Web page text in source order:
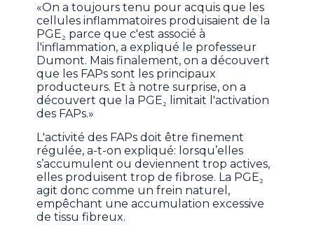
«On a toujours tenu pour acquis que les
cellules inflammatoires produisaient de la
PGE₂ parce que c'est associé à
l'inflammation, a expliqué le professeur
Dumont. Mais finalement, on a découvert
que les FAPs sont les principaux
producteurs. Et à notre surprise, on a
découvert que la PGE₂ limitait l'activation
des FAPs.»
L'activité des FAPs doit être finement
régulée, a-t-on expliqué: lorsqu’elles
s’accumulent ou deviennent trop actives,
elles produisent trop de fibrose. La PGE₂
agit donc comme un frein naturel,
empêchant une accumulation excessive
de tissu fibreux.